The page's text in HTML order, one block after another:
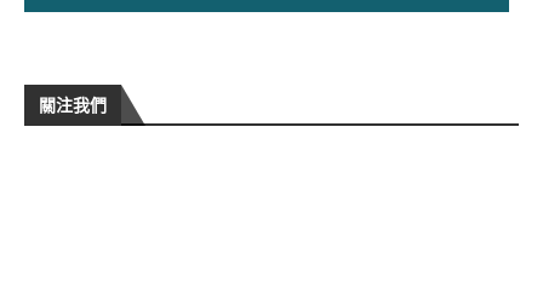
關注我們